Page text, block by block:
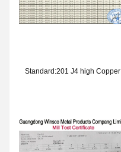
Standard:201 J4 high Copper